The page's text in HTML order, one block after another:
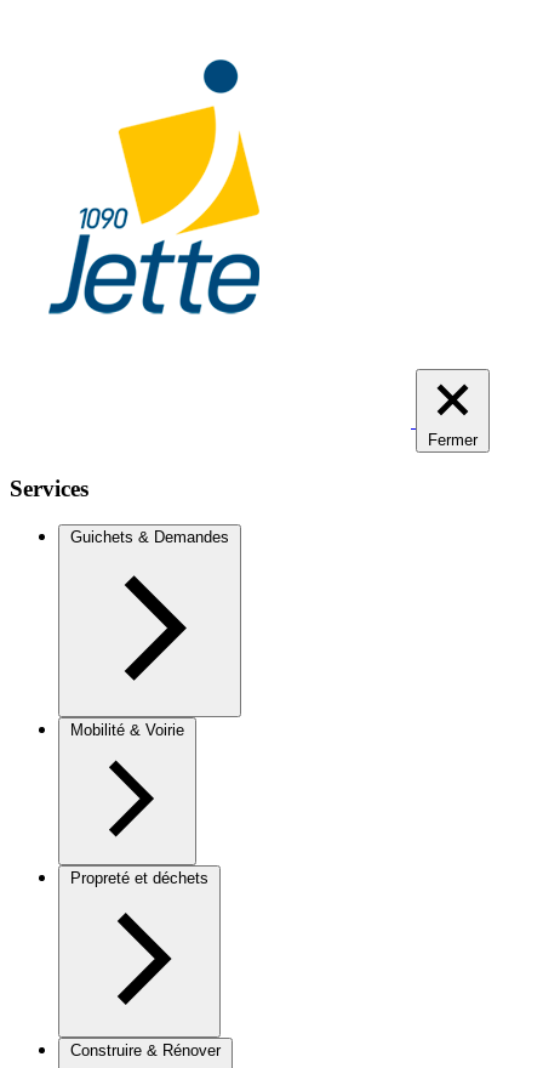
Fermer
Services
Guichets & Demandes
Mobilité & Voirie
Propreté et déchets
Construire & Rénover